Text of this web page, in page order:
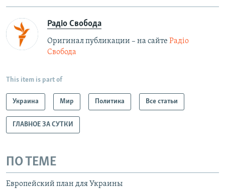
Радіо Свобода
Оригинал публикации – на сайте Радіо
Свобода
This item is part of
Украина Мир Политика Все статьи
ГЛАВНОЕ ЗА СУТКИ
ПО ТЕМЕ
Европейский план для Украины